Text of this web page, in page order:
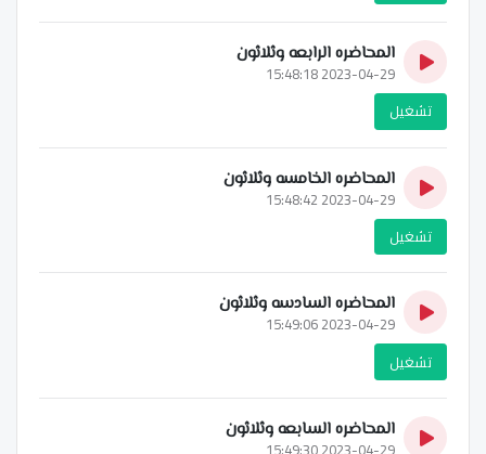
المحاضره الرابعه وثلاثون
2023-04-29 15:48:18
تشغيل
المحاضره الخامسه وثلاثون
2023-04-29 15:48:42
تشغيل
المحاضره السادسه وثلاثون
2023-04-29 15:49:06
تشغيل
المحاضره السابعه وثلاثون